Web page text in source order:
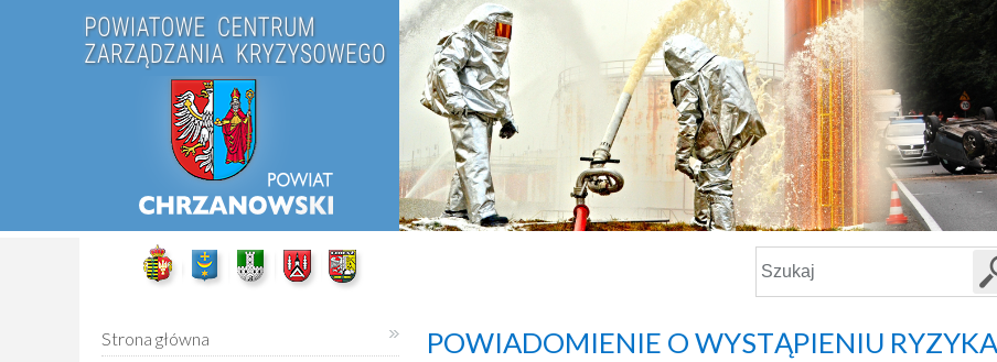
Strona główna
POWIADOMIENIE O WYSTĄPIENIU RYZYKA